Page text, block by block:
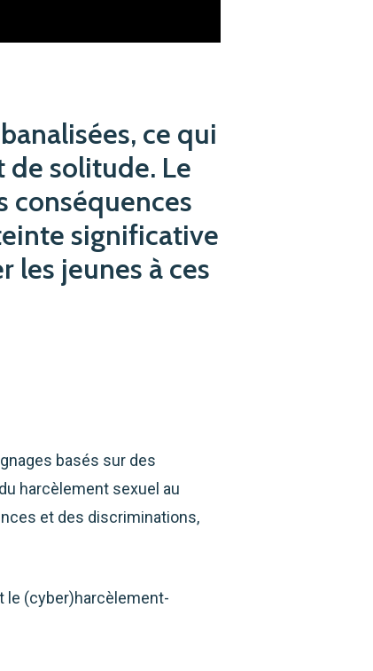
ce qui
solitude. Le
conséquences
significative
les jeunes à ces
basés sur des
harcèlement sexuel au
et des discriminations,
le (cyber)harcèlement-